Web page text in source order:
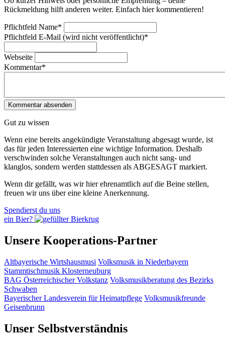
Rückmeldung hilft anderen weiter. Einfach hier kommentieren!
Pflichtfeld Name*
Pflichtfeld E-Mail (wird nicht veröffentlicht)*
Webseite
Kommentar*
Gut zu wissen
Wenn eine bereits ange­kündigte Veranstaltung abgesagt wurde, ist
das für jeden Interessierten eine wichtige Information. Deshalb
verschwinden solche Veran­staltungen auch nicht sang- und
klanglos, sondern werden statt­dessen alsABGESAGT markiert.
Wenn dir gefällt, was wir hier ehrenamtlich auf die Beine stellen,
freuen wir uns über eine kleine Anerkennung.
Spendierst du uns
ein Bier?
Unsere Kooperations-Partner
Altbayerische Wirtshausmusi Volksmusik in Niederbayern
Stammtischmusik Klosterneuburg
BAG Österreichischer Volkstanz Volksmusikberatung des Bezirks
Schwaben
Bayerischer Landesverein für Heimatpflege Volksmusikfreunde
Geisenbrunn
Unser Selbstverständnis